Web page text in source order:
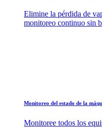
Elimine la pérdida de
monitoreo continuo sin
Monitoreo del estado de la
Monitoree todos los